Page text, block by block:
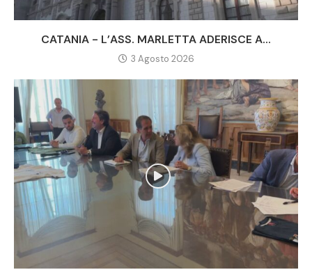
CATANIA - L’ASS. MARLETTA ADERISCE A...
3 Agosto 2026